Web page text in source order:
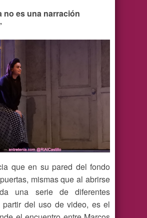
no es una narración
que en su pared del fondo
mismas que al abrirse
una serie de diferentes
partir del uso de video, es el